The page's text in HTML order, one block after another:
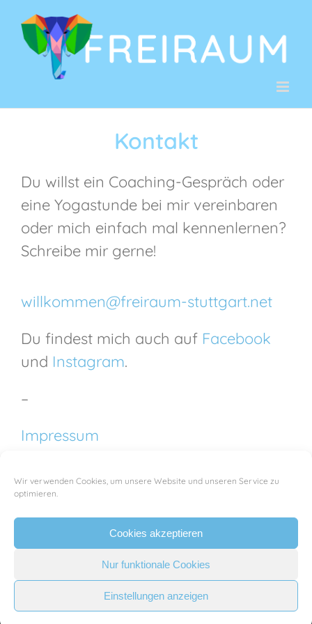
Wir verwenden Cookies, um unsere Website und unseren Service zu
optimieren.
Cookies akzeptieren
Nur funktionale Cookies
Einstellungen anzeigen
Inhalt
springen
Kontakt
Du willst ein Coaching-Gespräch oder
eine Yogastunde bei mir vereinbaren
oder mich einfach mal kennenlernen?
Schreibe mir gerne!
willkommen@freiraum-stuttgart.net
Du findest mich auch auf Facebook
und Instagram.
–
Impressum
shamminski
FacebookInstagram
E-
Mail